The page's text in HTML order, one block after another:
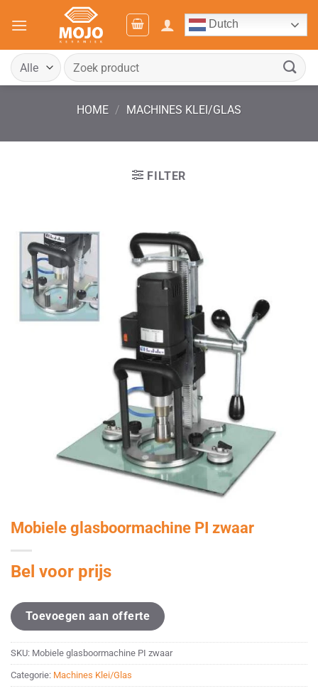
naar
Dutch
Zoeken
naar:
HOME / MACHINES KLEI/GLAS
FILTER
Mobiele glasboormachine PI zwaar
Bel voor prijs
Toevoegen aan offerte
SKU: Mobiele glasboormachine PI zwaar
Categorie: Machines Klei/Glas